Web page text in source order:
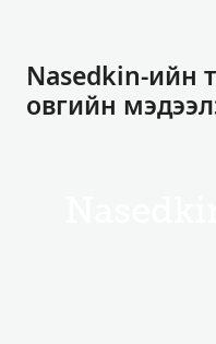
Nasedkin-ийн
овгийн